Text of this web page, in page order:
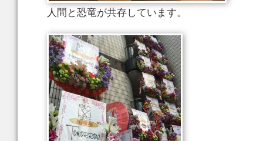
人間と恐竜が共存しています。